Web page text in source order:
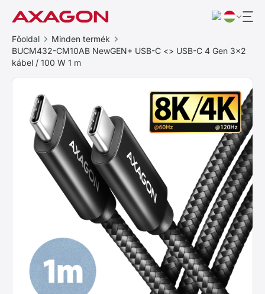
Főoldal
Minden termék
BUCM432-CM10AB NewGEN+ USB-C <> USB-C 4 Gen 3×2
kábel / 100 W 1 m